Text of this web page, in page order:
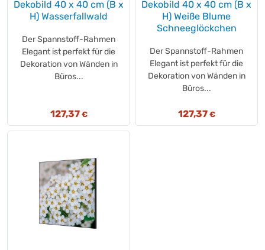
STANDARD (+8)
STANLEY(+1)
STARBUCKS®(+4)
Starbucks (+13)
STARPAK (+4)
(+2)
suchard express(+1)
Suma(+1)
Sunware(+6)
SUN(+8)
SURIG(+1)
Swiffer(+8)
Dekobild 40 x 40 cm (B x
H) Wasserfallwald
Der Spannstoff-Rahmen
Elegant ist perfekt für die
Dekoration von Wänden in
Büros...
127,37€
Dekobild 40 x 40 cm (B x
H) Weiße Blume
Schneeglöckchen
Der Spannstoff-Rahmen
Elegant ist perfekt für die
Dekoration von Wänden in
Büros...
127,37€